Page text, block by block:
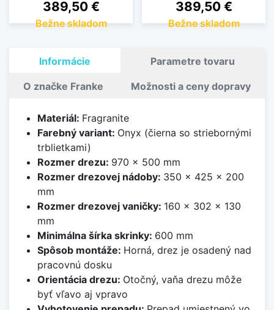
Cena
389,50 €
Bežne skladom
Cena
389,50 €
Bežne skladom
Informácie Parametre tovaru
O značke Franke Možnosti a ceny dopravy
Materiál: Fragranite
Farebný variant: Onyx (čierna so striebornými
trblietkami)
Rozmer drezu: 970 x 500 mm
Rozmer drezovej nádoby: 350 x 425 x 200
mm
Rozmer drezovej vaničky: 160 x 302 x 130
mm
Minimálna šírka skrinky: 600 mm
Spôsob montáže: Horná, drez je osadený nad
pracovnú dosku
Orientácia drezu: Otočný, vaňa drezu môže
byť vľavo aj vpravo